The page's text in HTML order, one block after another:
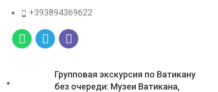
+393894369622
Групповая экскурсия по Ватикану
без очереди: Музеи Ватикана,